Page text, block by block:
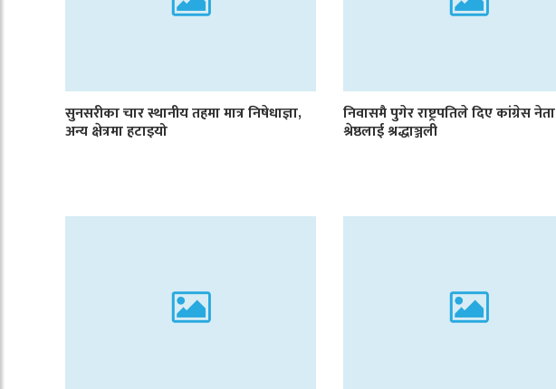
सुनसरीका चार स्थानीय तहमा मात्र निषेधाज्ञा,
अन्य क्षेत्रमा हटाइयो
निवासमै पुगेर राष्ट्रपतिले दिए कांग्रेस नेता
श्रेष्ठलाई श्रद्धाञ्जली